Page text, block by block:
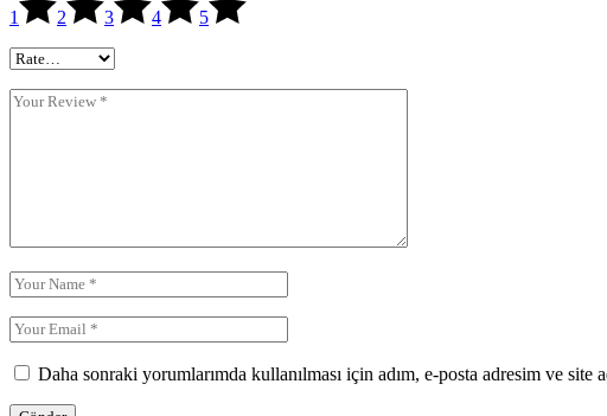
1 2 3 4 5
Daha sonraki yorumlarımda kullanılması için adım, e-posta adresim ve site